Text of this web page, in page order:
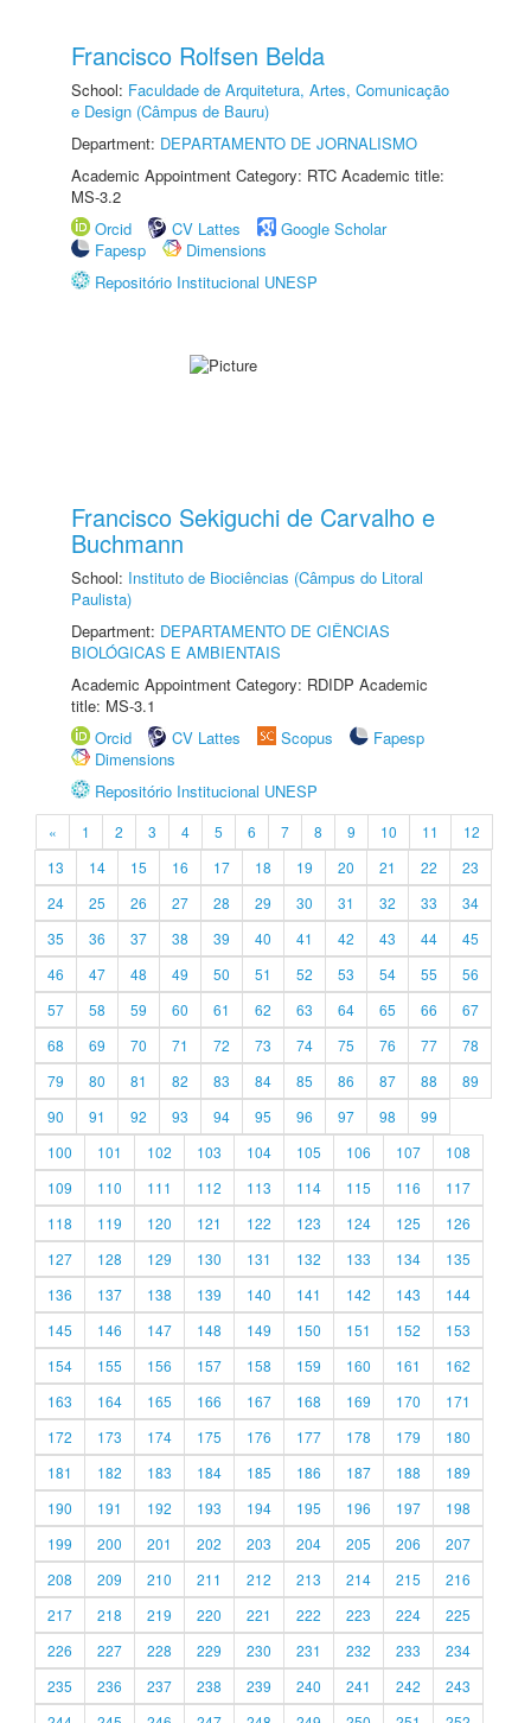
Francisco Rolfsen Belda
School: Faculdade de Arquitetura, Artes, Comunicação
e Design (Câmpus de Bauru)
Department: DEPARTAMENTO DE JORNALISMO
Academic Appointment Category: RTC Academic title:
MS-3.2
Orcid
CV Lattes
Google Scholar
Fapesp
Dimensions
Repositório Institucional UNESP
Francisco Sekiguchi de Carvalho e
Buchmann
School: Instituto de Biociências (Câmpus do Litoral
Paulista)
Department: DEPARTAMENTO DE CIÊNCIAS
BIOLÓGICAS E AMBIENTAIS
Academic Appointment Category: RDIDP Academic
title: MS-3.1
Orcid
CV Lattes Scopus
Fapesp
Dimensions
Repositório Institucional UNESP
« 1 2 3 4 5 6 7 8 9 10 11
12
13
14 15 16 17 18 19 20 21 22
23
24
25 26 27 28 29 30 31 32 33
34
35
36 37 38 39 40 41 42 43 44
45
46
47 48 49 50 51 52 53 54 55
56
57
58 59 60 61 62 63 64 65 66
67
68
69 70 71 72 73 74 75 76 77
78
79
80 81 82 83 84 85 86 87 88
89
90
91 92 93 94 95 96 97 98
99
100
101 102 103 104 105 106 107
108
109
110 111 112 113 114 115 116
117
118
119 120 121 122 123 124 125
126
127
128 129 130 131 132 133 134
135
136
137 138 139 140 141 142 143
144
145
146 147 148 149 150 151 152
153
154
155 156 157 158 159 160 161
162
163
164 165 166 167 168 169 170
171
172
173 174 175 176 177 178 179
180
181
182 183 184 185 186 187 188
189
190
191 192 193 194 195 196 197
198
199
200 201 202 203 204 205 206
207
208
209 210 211 212 213 214 215
216
217
218 219 220 221 222 223 224
225
226
227 228 229 230 231 232 233
234
235
236 237 238 239 240 241 242
243